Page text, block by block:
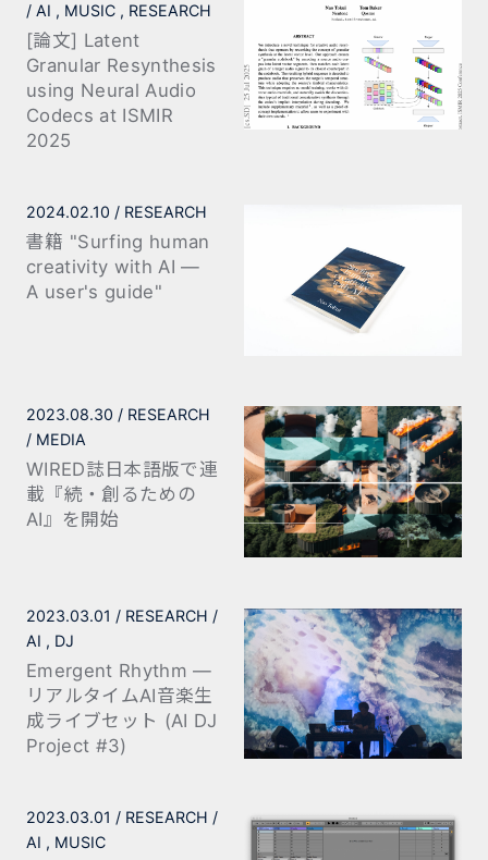
AI
MUSIC RESEARCH
[論文] Latent
Granular Resynthesis
using Neural Audio
Codecs at ISMIR
2025
2024.02.10 RESEARCH
書籍 "Surfing human
creativity with AI —
A user's guide"
2023.08.30
RESEARCH
MEDIA
WIRED誌日本語版で連
載『続・創るための
AI』を開始
2023.03.01
RESEARCH
AI
DJ
Emergent Rhythm —
リアルタイムAI音楽生
成ライブセット (AI DJ
Project #3)
2023.03.01
RESEARCH
AI
MUSIC